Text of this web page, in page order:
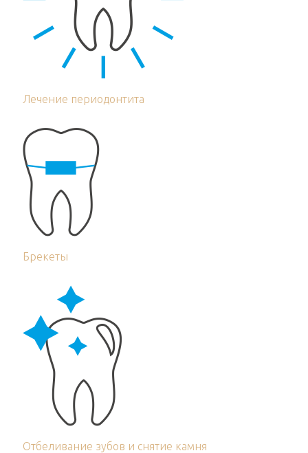
Лечение периодонтита
Брекеты
Отбеливание зубов и снятие камня